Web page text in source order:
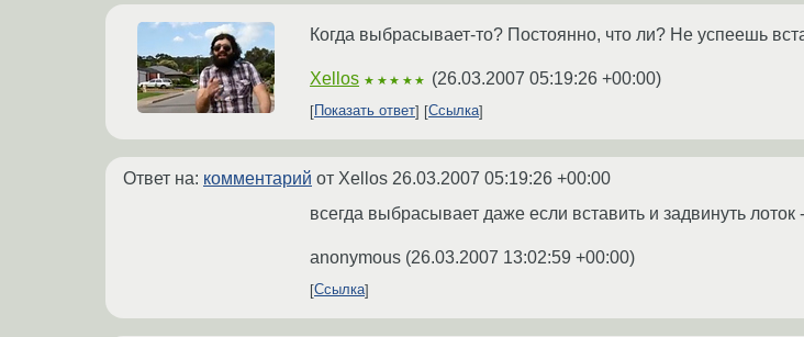
Когда выбрасывает-то? Постоянно, что ли? Не успеешь
Xellos ★★★★★ (26.03.2007 05:19:26 +00:00)
Показать ответ Ссылка
Ответ на: комментарий от Xellos 26.03.2007 05:19:26 +00:00
всегда выбрасывает даже если вставить и задвинуть лоток
anonymous (26.03.2007 13:02:59 +00:00)
Ссылка